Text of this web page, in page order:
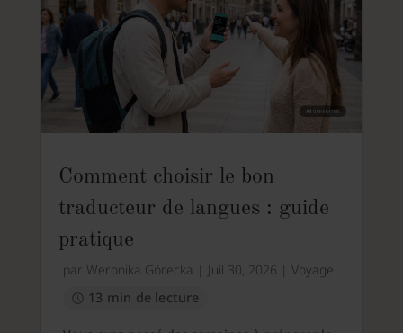
Comment choisir le bon
traducteur de langues : guide
pratique
par Weronika Górecka Juil 30, 2026
Voyage
13 min de lecture